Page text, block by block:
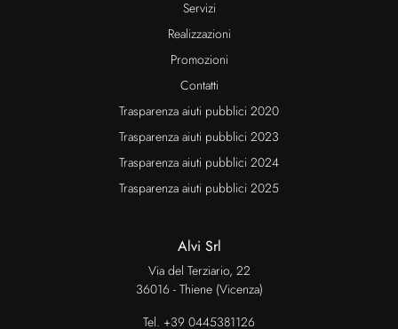
Servizi
Realizzazioni
Promozioni
Contatti
Trasparenza aiuti pubblici 2020
Trasparenza aiuti pubblici 2023
Trasparenza aiuti pubblici 2024
Trasparenza aiuti pubblici 2025
Alvi Srl
Via del Terziario, 22
36016 - Thiene (Vicenza)
Tel. +39 0445381126